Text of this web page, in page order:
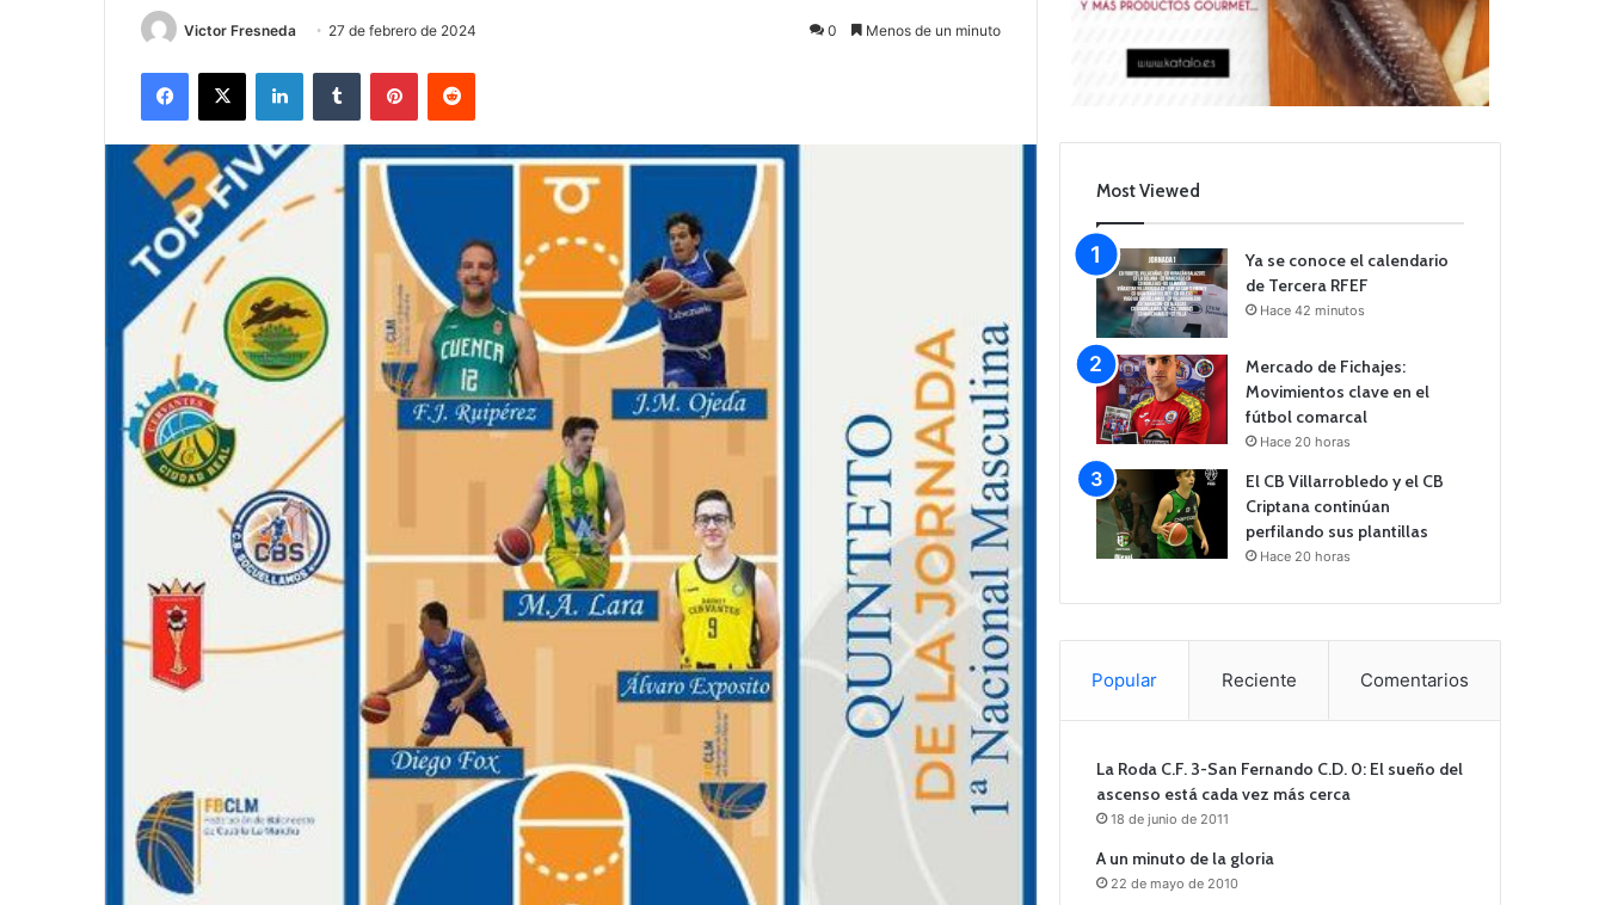
Victor Fresneda 27 de febrero de 2024 0 Menos de un minuto
Most Viewed
Ya se conoce el calendario
de Tercera RFEF
Hace 42 minutos
Mercado de Fichajes:
Movimientos clave en el
fútbol comarcal
Hace 20 horas
El CB Villarrobledo y el CB
Criptana continúan
perfilando sus plantillas
Hace 20 horas
Popular Reciente Comentarios
La Roda C.F. 3-San Fernando C.D. 0: El sueño del
ascenso está cada vez más cerca
18 de junio de 2011
A un minuto de la gloria
22 de mayo de 2010